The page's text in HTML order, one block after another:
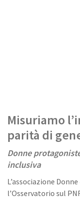
Misuriamo
parità di
Donne
inclusiva
L’associazione
l’Osservatorio sul